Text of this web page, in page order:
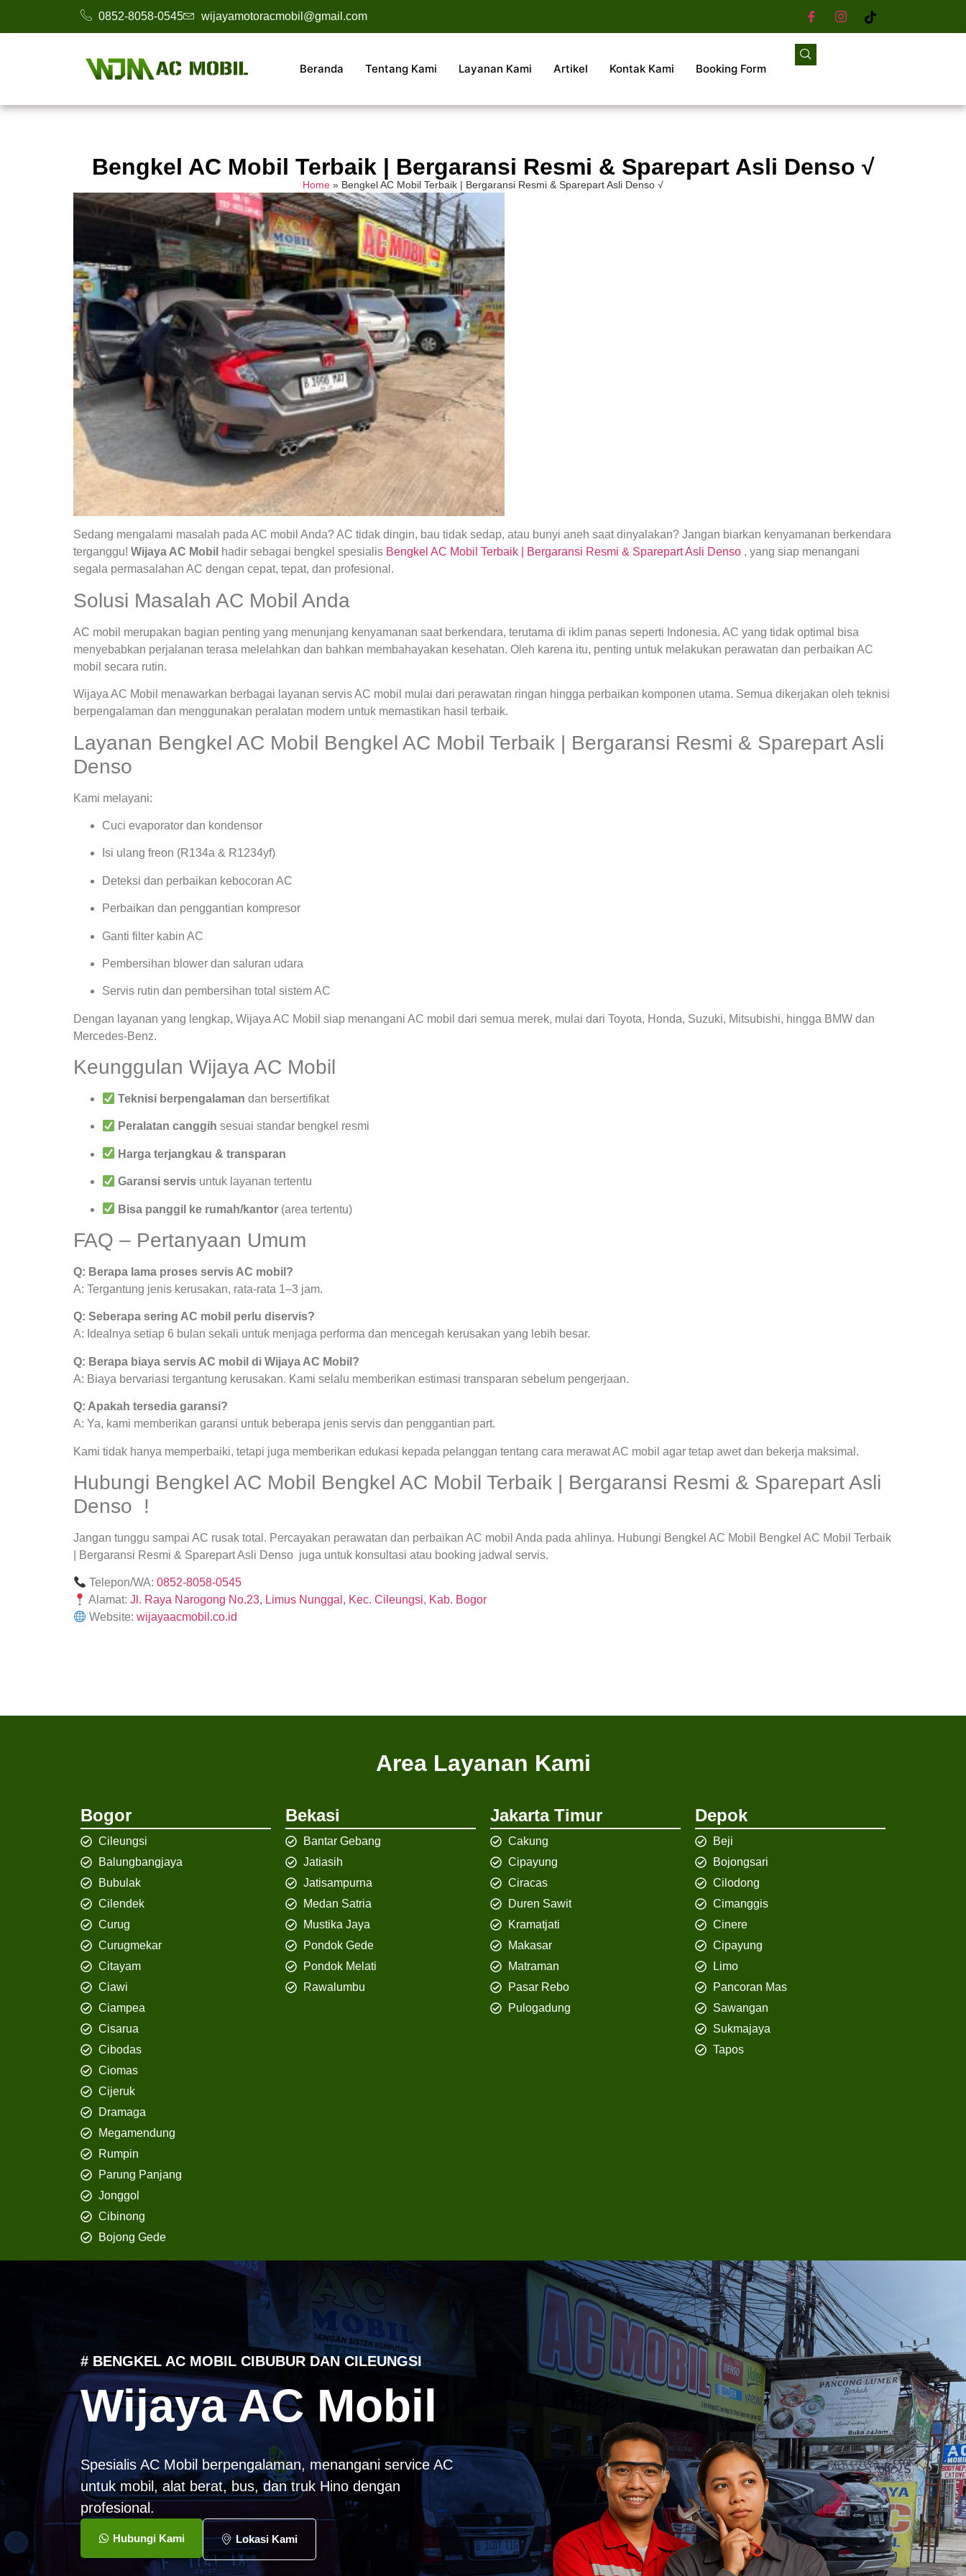
0852-8058-0545 wijayamotoracmobil@gmail.com
Beranda Tentang Kami Layanan Kami Artikel Kontak Kami Booking Form
Bengkel AC Mobil Terbaik | Bergaransi Resmi & Sparepart Asli Denso √
Home » Bengkel AC Mobil Terbaik | Bergaransi Resmi & Sparepart Asli Denso √
Sedang mengalami masalah pada AC mobil Anda? AC tidak dingin, bau tidak sedap, atau bunyi aneh saat dinyalakan? Jangan biarkan kenyamanan berkendara
terganggu! Wijaya AC Mobil hadir sebagai bengkel spesialis Bengkel AC Mobil Terbaik | Bergaransi Resmi & Sparepart Asli Denso , yang siap menangani
segala permasalahan AC dengan cepat, tepat, dan profesional.
Solusi Masalah AC Mobil Anda
AC mobil merupakan bagian penting yang menunjang kenyamanan saat berkendara, terutama di iklim panas seperti Indonesia. AC yang tidak optimal bisa
menyebabkan perjalanan terasa melelahkan dan bahkan membahayakan kesehatan. Oleh karena itu, penting untuk melakukan perawatan dan perbaikan AC
mobil secara rutin.
Wijaya AC Mobil menawarkan berbagai layanan servis AC mobil mulai dari perawatan ringan hingga perbaikan komponen utama. Semua dikerjakan oleh teknisi
berpengalaman dan menggunakan peralatan modern untuk memastikan hasil terbaik.
Layanan Bengkel AC Mobil Bengkel AC Mobil Terbaik | Bergaransi Resmi & Sparepart Asli
Denso
Kami melayani:
Cuci evaporator dan kondensor
Isi ulang freon (R134a & R1234yf)
Deteksi dan perbaikan kebocoran AC
Perbaikan dan penggantian kompresor
Ganti filter kabin AC
Pembersihan blower dan saluran udara
Servis rutin dan pembersihan total sistem AC
Dengan layanan yang lengkap, Wijaya AC Mobil siap menangani AC mobil dari semua merek, mulai dari Toyota, Honda, Suzuki, Mitsubishi, hingga BMW dan
Mercedes-Benz.
Keunggulan Wijaya AC Mobil
Teknisi berpengalaman dan bersertifikat
Peralatan canggih sesuai standar bengkel resmi
Harga terjangkau & transparan
Garansi servis untuk layanan tertentu
Bisa panggil ke rumah/kantor (area tertentu)
FAQ – Pertanyaan Umum
Q: Berapa lama proses servis AC mobil?
A: Tergantung jenis kerusakan, rata-rata 1–3 jam.
Q: Seberapa sering AC mobil perlu diservis?
A: Idealnya setiap 6 bulan sekali untuk menjaga performa dan mencegah kerusakan yang lebih besar.
Q: Berapa biaya servis AC mobil di Wijaya AC Mobil?
A: Biaya bervariasi tergantung kerusakan. Kami selalu memberikan estimasi transparan sebelum pengerjaan.
Q: Apakah tersedia garansi?
A: Ya, kami memberikan garansi untuk beberapa jenis servis dan penggantian part.
Kami tidak hanya memperbaiki, tetapi juga memberikan edukasi kepada pelanggan tentang cara merawat AC mobil agar tetap awet dan bekerja maksimal.
Hubungi Bengkel AC Mobil Bengkel AC Mobil Terbaik | Bergaransi Resmi & Sparepart Asli
Denso !
Jangan tunggu sampai AC rusak total. Percayakan perawatan dan perbaikan AC mobil Anda pada ahlinya. Hubungi Bengkel AC Mobil Bengkel AC Mobil Terbaik
| Bergaransi Resmi & Sparepart Asli Denso juga untuk konsultasi atau booking jadwal servis.
Telepon/WA:0852-8058-0545
Alamat:Jl. Raya Narogong No.23, Limus Nunggal, Kec. Cileungsi, Kab. Bogor
Website:wijayaacmobil.co.id
Area Layanan Kami
Bogor
Cileungsi
Balungbangjaya
Bubulak
Cilendek
Curug
Curugmekar
Citayam
Ciawi
Ciampea
Cisarua
Cibodas
Ciomas
Cijeruk
Dramaga
Megamendung
Rumpin
Parung Panjang
Jonggol
Cibinong
Bojong Gede
Bekasi
Bantar Gebang
Jatiasih
Jatisampurna
Medan Satria
Mustika Jaya
Pondok Gede
Pondok Melati
Rawalumbu
Jakarta Timur
Cakung
Cipayung
Ciracas
Duren Sawit
Kramatjati
Makasar
Matraman
Pasar Rebo
Pulogadung
Depok
Beji
Bojongsari
Cilodong
Cimanggis
Cinere
Cipayung
Limo
Pancoran Mas
Sawangan
Sukmajaya
Tapos
# BENGKEL AC MOBIL CIBUBUR DAN CILEUNGSI
Wijaya AC Mobil
Spesialis AC Mobil berpengalaman, menangani service AC
untuk mobil, alat berat, bus, dan truk Hino dengan
profesional.
Hubungi Kami Lokasi Kami